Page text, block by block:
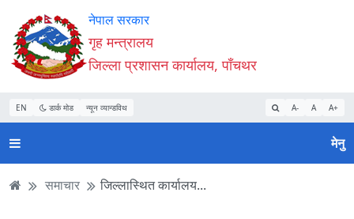
Accessibility
Mode
सुरु
गर्नुहोस्
सामाग्री
पढ्नुहाेस्
नेभिगेसन
पढ्नुहाेस्
वेबसाइट
खोजमा
जानुहोस्
नेपाल सरकार
गृह मन्त्रालय
जिल्ला प्रशासन कार्यालय, पाँचथर
EN डार्क मोड न्यून व्यान्डविथ A- A A+
मेनु
समाचार जिल्लास्थित कार्यालय...